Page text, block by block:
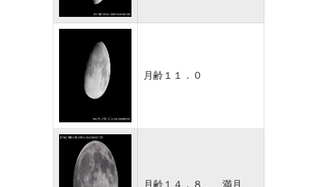
月齢１１．０
月齢１４．８ 満月